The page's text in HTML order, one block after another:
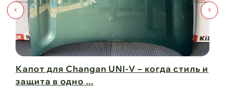
Капот для Changan UNI-V – когда стиль и
защита в одно ...